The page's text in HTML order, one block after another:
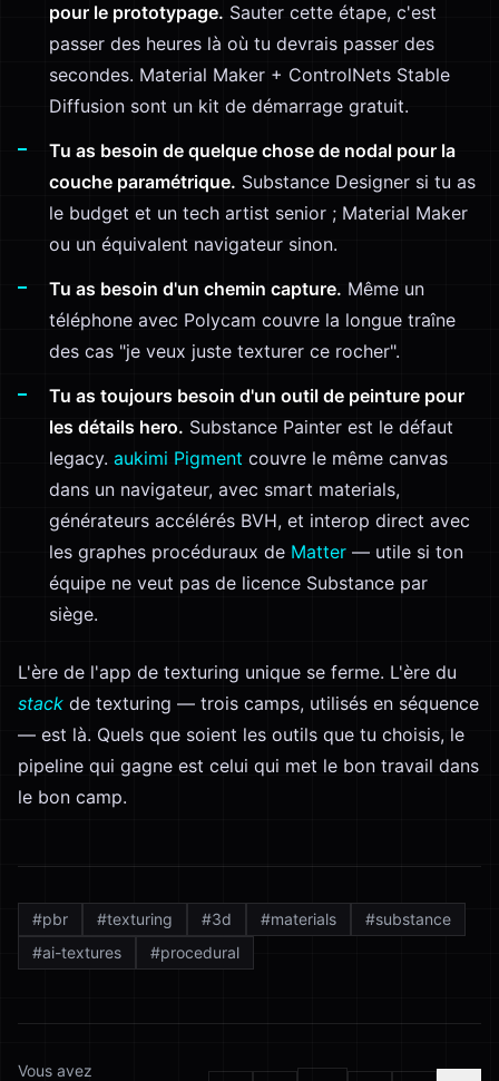
pour le prototypage. Sauter cette étape, c'est
passer des heures là où tu devrais passer des
secondes. Material Maker + ControlNets Stable
Diffusion sont un kit de démarrage gratuit.
Tu as besoin de quelque chose de nodal pour la
couche paramétrique. Substance Designer si tu as
le budget et un tech artist senior ; Material Maker
ou un équivalent navigateur sinon.
Tu as besoin d'un chemin capture. Même un
téléphone avec Polycam couvre la longue traîne
des cas "je veux juste texturer ce rocher".
Tu as toujours besoin d'un outil de peinture pour
les détails hero. Substance Painter est le défaut
legacy. aukimi Pigment couvre le même canvas
dans un navigateur, avec smart materials,
générateurs accélérés BVH, et interop direct avec
les graphes procéduraux de Matter — utile si ton
équipe ne veut pas de licence Substance par
siège.
L'ère de l'app de texturing unique se ferme. L'ère du
stack de texturing — trois camps, utilisés en séquence
— est là. Quels que soient les outils que tu choisis, le
pipeline qui gagne est celui qui met le bon travail dans
le bon camp.
#pbr #texturing #3d #materials #substance
#ai-textures #procedural
Vous avez